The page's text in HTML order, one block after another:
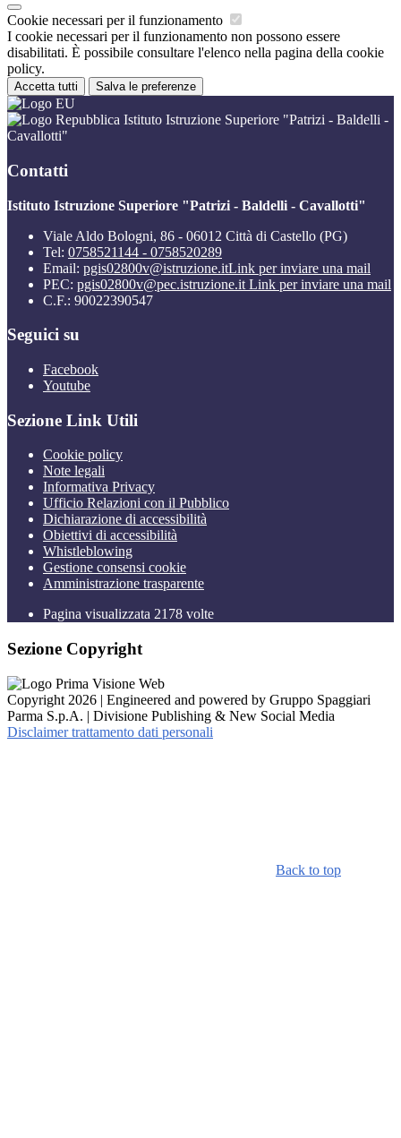
Cookie necessari per il funzionamento
I cookie necessari per il funzionamento non possono essere
disabilitati. È possibile consultare l'elenco nella pagina della cookie
policy.
Accetta tutti Salva le preferenze
Istituto Istruzione Superiore "Patrizi - Baldelli -
Cavallotti"
Contatti
Istituto Istruzione Superiore "Patrizi - Baldelli - Cavallotti"
Viale Aldo Bologni, 86 - 06012 Città di Castello (PG)
Tel: 0758521144 - 0758520289
Email: pgis02800v@istruzione.itLink per inviare una mail
PEC: pgis02800v@pec.istruzione.it Link per inviare una mail
C.F.: 90022390547
Seguici su
Facebook
Youtube
Sezione Link Utili
Cookie policy
Note legali
Informativa Privacy
Ufficio Relazioni con il Pubblico
Dichiarazione di accessibilità
Obiettivi di accessibilità
Whistleblowing
Gestione consensi cookie
Amministrazione trasparente
Pagina visualizzata 2178 volte
Sezione Copyright
Copyright 2026 | Engineered and powered by Gruppo Spaggiari
Parma S.p.A. | Divisione Publishing & New Social Media
Disclaimer trattamento dati personali
Back to top